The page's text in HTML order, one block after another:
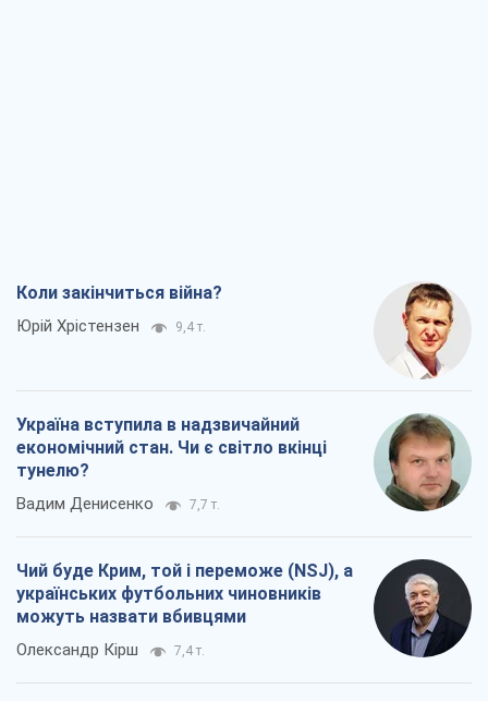
Коли закінчиться війна?
Юрій Хрістензен 9,4 т.
Україна вступила в надзвичайний
економічний стан. Чи є світло вкінці
тунелю?
Вадим Денисенко 7,7 т.
Чий буде Крим, той і переможе (NSJ), а
українських футбольних чиновників
можуть назвати вбивцями
Олександр Кірш 7,4 т.